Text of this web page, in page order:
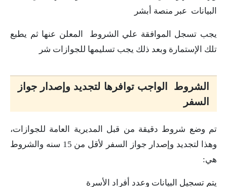
البيانات عبر منصة أبشر
يجب تسجل الموافقة علي الشروط المعلن عنها ثم يطبع
تلك الإستمارة وبعد ذلك يجب تسليمها للجوازات شر
الشروط الواجب توافرها لتجديد وإصدار جواز
السفر
تم وضع شروط دقيقة من قبل المديرية العامة للجوازات،
وهذا لتجديد وإصدار جواز السفر لأقل من 15 سنه والشروط
هي:
يتم تسجيل البيانات وعدد أفراد الأسرة